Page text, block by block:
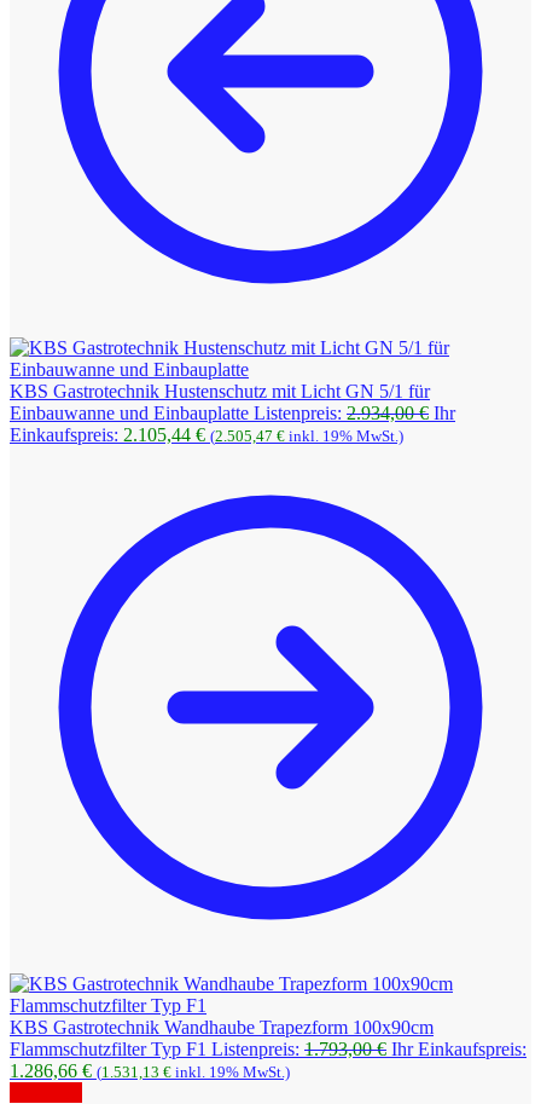
KBS Gastrotechnik Hustenschutz mit Licht GN 5/1 für
Einbauwanne und Einbauplatte Listenpreis: 2.934,00€ Ihr
Einkaufspreis: 2.105,44 €Aktueller
2.105,44 €.
(2.505,47 € inkl. 19% MwSt.)
KBS Gastrotechnik Wandhaube Trapezform 100x90cm
Flammschutzfilter Typ F1 Listenpreis: 1.793,00€ Ursprünglicher
Ihr Einkaufspreis:
1.286,66 €Aktueller
(1.531,13 € inkl. 19% MwSt.)